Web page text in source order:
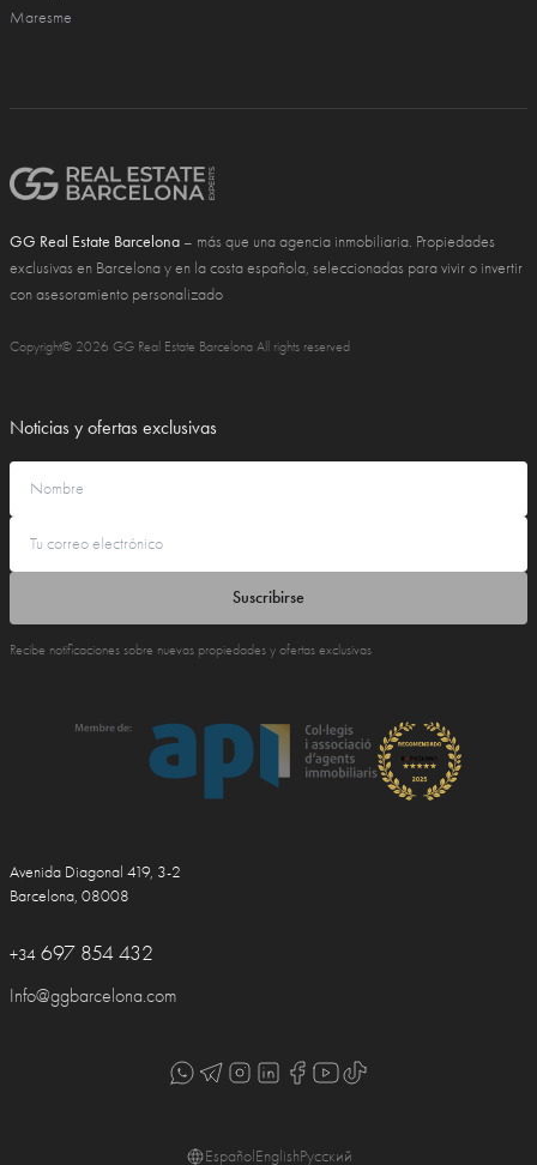
Maresme
GG Real Estate Barcelona – más que una agencia inmobiliaria. Propiedades
exclusivas en Barcelona y en la costa española, seleccionadas para vivir o invertir
con asesoramiento personalizado
Copyright© 2026 GG Real Estate Barcelona All rights reserved
Noticias y ofertas exclusivas
Suscribirse
Recibe notificaciones sobre nuevas propiedades y ofertas exclusivas
Avenida Diagonal 419, 3-2
Barcelona, 08008
+34 697 854 432
Info@ggbarcelona.com
EspañolEnglishРусский